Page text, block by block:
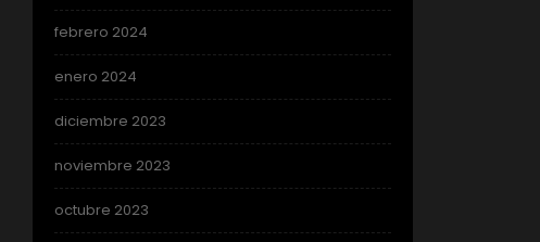
febrero 2024
enero 2024
diciembre 2023
noviembre 2023
octubre 2023